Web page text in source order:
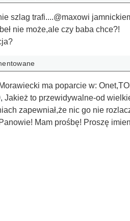
szlag trafi....@maxowi
nie może,ale czy baba chce?!
Morawiecki ma poparcie w:
, Jakież to przewidywalne-od
zapewniał,że nic go nie
Panowie! Mam prośbę! Proszę